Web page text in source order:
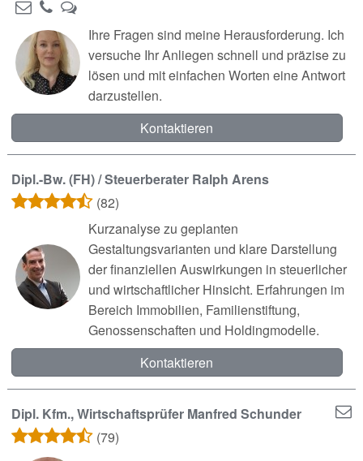
Ihre Fragen sind meine Herausforderung. Ich
versuche Ihr Anliegen schnell und präzise zu
lösen und mit einfachen Worten eine Antwort
darzustellen.
Kontaktieren
Dipl.-Bw. (FH) / Steuerberater Ralph Arens
(82)
Kurzanalyse zu geplanten
Gestaltungsvarianten und klare Darstellung
der finanziellen Auswirkungen in steuerlicher
und wirtschaftlicher Hinsicht. Erfahrungen im
Bereich Immobilien, Familienstiftung,
Genossenschaften und Holdingmodelle.
Kontaktieren
Dipl. Kfm., Wirtschaftsprüfer Manfred Schunder
(79)